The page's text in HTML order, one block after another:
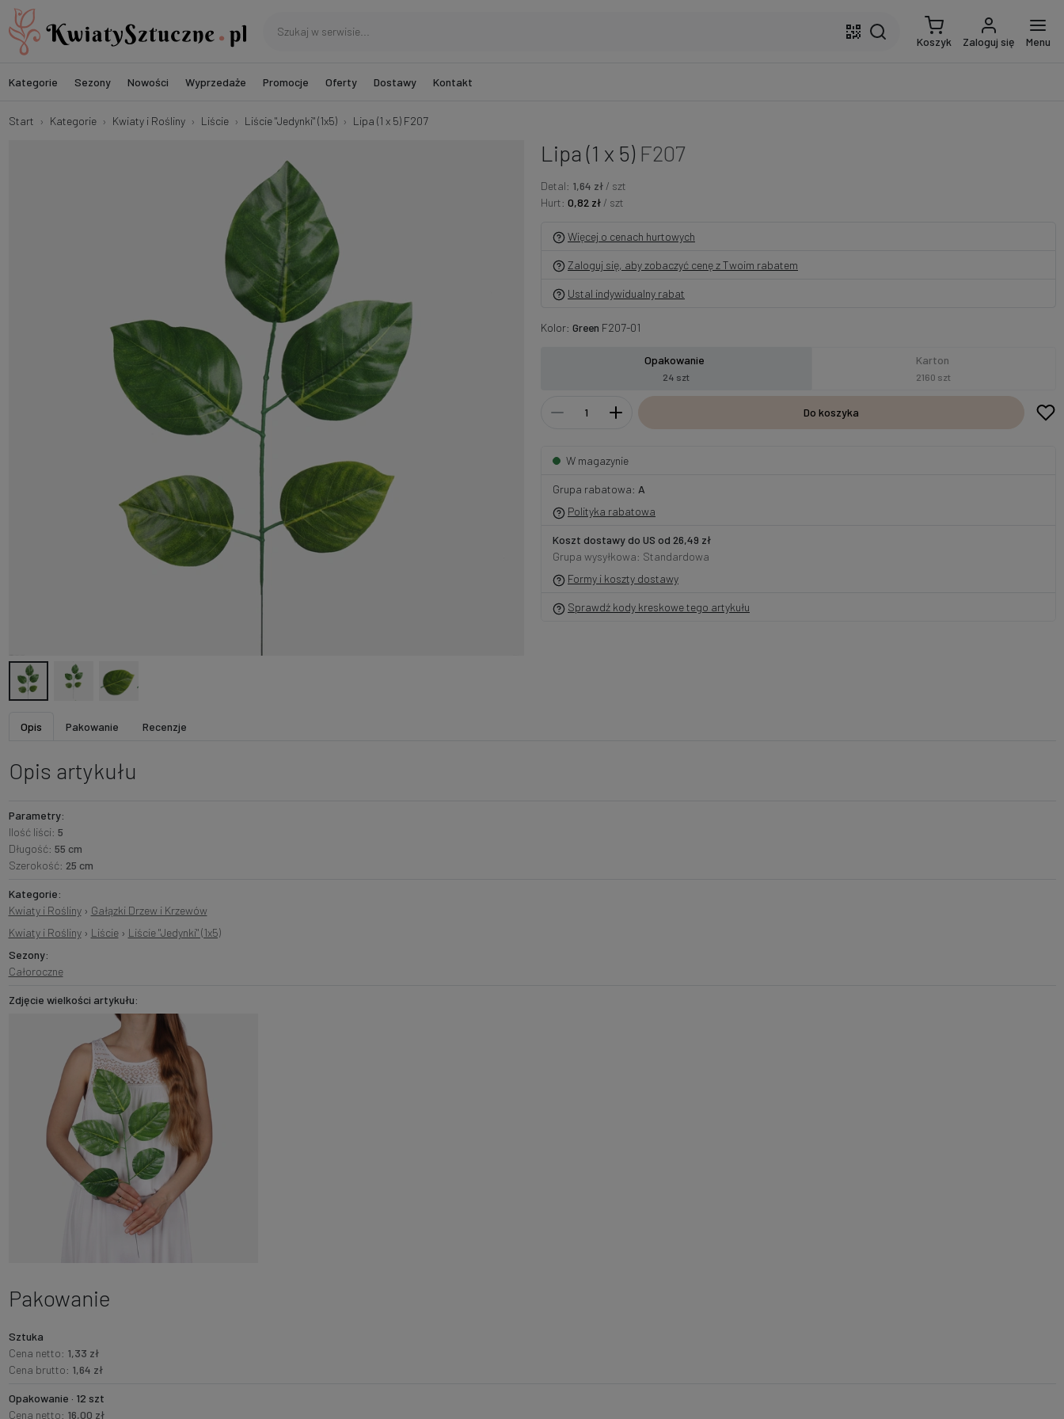
Koszyk Zaloguj się Menu
Kategorie Sezony Nowości Wyprzedaże Promocje Oferty Dostawy Kontakt
Start Kategorie Kwiaty i Rośliny Liście Liście "Jedynki" (1x5) Lipa (1 x 5) F207
Lipa (1 x 5) F207
Detal: 1,64 zł / szt
Hurt: 0,82 zł / szt
Więcej o cenach hurtowych
Zaloguj się, aby zobaczyć cenę z Twoim rabatem
Ustal indywidualny rabat
Kolor: Green F207-01
Opakowanie
24 szt
Karton
2160 szt
Do koszyka
W magazynie
Grupa rabatowa: A
Polityka rabatowa
Koszt dostawy do US od 26,49 zł
Grupa wysyłkowa: Standardowa
Formy i koszty dostawy
Sprawdź kody kreskowe tego artykułu
Opis Pakowanie Recenzje
Opis artykułu
Parametry:
Ilość liści: 5
Długość: 55 cm
Szerokość: 25 cm
Kategorie:
Kwiaty i Rośliny› Gałązki Drzew i Krzewów
Kwiaty i Rośliny› Liście› Liście "Jedynki" (1x5)
Sezony:
Całoroczne
Zdjęcie wielkości artykułu:
Pakowanie
Sztuka
Cena netto: 1,33 zł
Cena brutto: 1,64 zł
Opakowanie · 12 szt
Cena netto: 16,00 zł